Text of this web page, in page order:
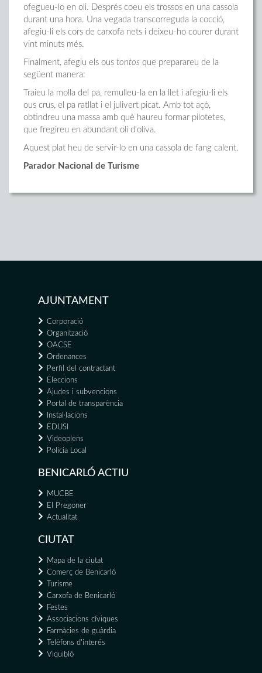
ofegueu-lo en oli. Després coeu els trossos en una cassola
durant una hora. Una vegada transcorreguda la cocció,
afegiu-li els cors de carxofa nets i deixeu-ho courer durant
vint minuts més.
Finalment, afegiu els ous tontos que preparareu de la
següent manera:
Traieu la molla del pa, remulleu-la en la llet i afegiu-li els
ous crus, el pa ratllat i el julivert picat. Amb tot açò,
obtindreu una massa amb què haureu formar pilotetes,
que fregireu en abundant oli d'oliva.
Aquest plat heu de servir-lo en una cassola de fang calent.
Parador Nacional de Turisme
AJUNTAMENT
Corporació
Organització
OACSE
Ordenances
Perfil del contractant
Eleccions
Ajudes i subvencions
Portal de transparència
Instal·lacions
EDUSI
Videoplens
Policia Local
BENICARLÓ ACTIU
MUCBE
El Pregoner
Actualitat
CIUTAT
Mapa de la ciutat
Comerç de Benicarló
Turisme
Carxofa de Benicarló
Festes
Associacions cíviques
Farmàcies de guàrdia
Telèfons d'interés
Viquibló